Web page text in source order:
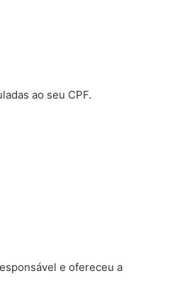
ao seu CPF.
e ofereceu a